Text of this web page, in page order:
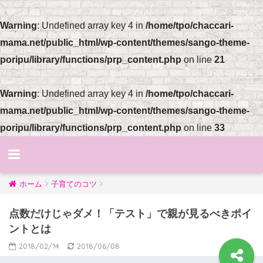
Warning: Undefined array key 4 in/home/tpo/chaccari-
mama.net/public_html/wp-content/themes/sango-theme-
poripu/library/functions/prp_content.php on line21
Warning: Undefined array key 4 in/home/tpo/chaccari-
mama.net/public_html/wp-content/themes/sango-theme-
poripu/library/functions/prp_content.php on line 33
ホーム 子育てのコツ
点数だけじゃダメ！「テスト」で親が見るべきポイ
ントとは
2018/02/14 2018/06/08